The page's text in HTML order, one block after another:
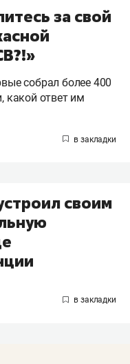
за свой
собрал более 400
какой ответ им
своим